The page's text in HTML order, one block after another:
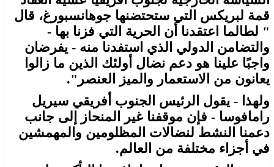
قمة لبريكس التي ستحتضنها جوهانسبورغ، قال
" لطالما اعتقدنا أن الحرية التي فزنا بها -
والتضامن الدولي الذي استفدنا منه - يفرضان
واجبًا علينا هو دعم نضال أولئك الذين ما زالوا
يعانون من الاستعمار والميز العنصر".
ولهذا - يقول الرئيس الجنوب أفريقي سيريل
رامافوسا - فإن موقفنا غير المنحاز إلى جانب
دعمنا النشط لنضالات المظلومين والمهمشين
في أجزاء مختلفة من العالم.